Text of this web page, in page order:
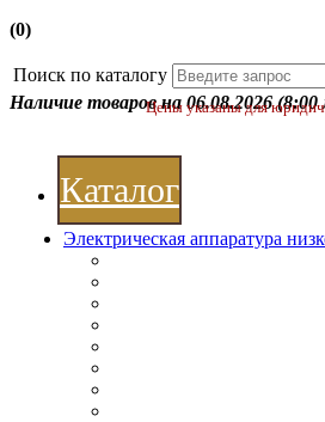
(0)
Поиск по каталогу
Наличие товаров на 06.08.2026 (8:00
Цены указаны для
Каталог
Электрическая аппаратура